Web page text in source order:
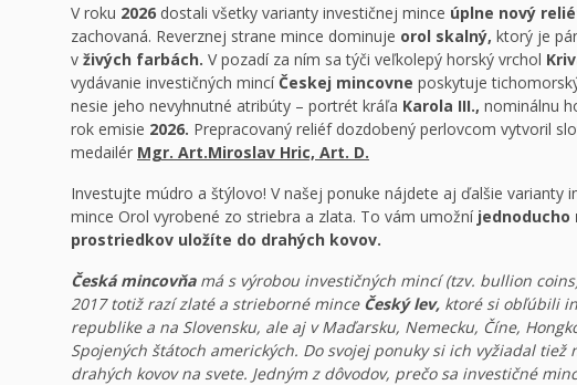
V roku 2026 dostali všetky varianty investičnej mince úplne nový
zachovaná. Reverznej strane mince dominuje orol skalný, ktorý je
v živých farbách. V pozadí za ním sa týči veľkolepý horský vrchol
vydávanie investičných mincíČeskej mincovne poskytuje
nesie jeho nevyhnutné atribúty – portrét kráľa Karola III., nominálnu
rok emisie 2026. Prepracovaný reliéf dozdobený perlovcom vytvoril
medailér Mgr. Art.Miroslav Hric, Art. D.
Investujte múdro a štýlovo! V našej ponuke nájdete aj ďalšie varianty
mince Orol vyrobené zo striebra a zlata. To vám umožní
prostriedkov uložíte do drahých kovov.
Česká mincovňa má s výrobou investičných mincí (tzv. bullion
2017 totiž razí zlaté a strieborné mince Český lev, ktoré si obľúbili
republike a na Slovensku, ale aj v Maďarsku, Nemecku, Číne,
Spojených štátoch amerických. Do svojej ponuky si ich vyžiadal
drahých kovov na svete. Jedným z dôvodov, prečo sa investičné